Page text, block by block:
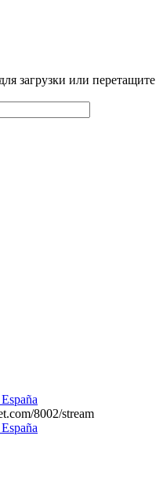
загрузки или перетащите
8002/stream